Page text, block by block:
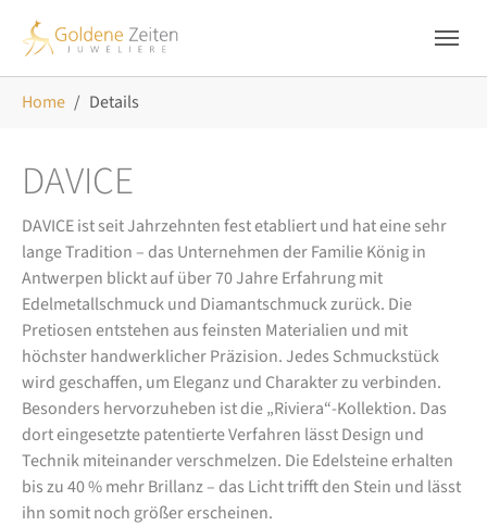
Home Details
DAVICE
DAVICE ist seit Jahrzehnten fest etabliert und hat eine sehr
lange Tradition – das Unternehmen der Familie König in
Antwerpen blickt auf über 70 Jahre Erfahrung mit
Edelmetallschmuck und Diamantschmuck zurück. Die
Pretiosen entstehen aus feinsten Materialien und mit
höchster handwerklicher Präzision. Jedes Schmuckstück
wird geschaffen, um Eleganz und Charakter zu verbinden.
Besonders hervorzuheben ist die „Riviera“-Kollektion. Das
dort eingesetzte patentierte Verfahren lässt Design und
Technik miteinander verschmelzen. Die Edelsteine erhalten
bis zu 40 % mehr Brillanz – das Licht trifft den Stein und lässt
ihn somit noch größer erscheinen.